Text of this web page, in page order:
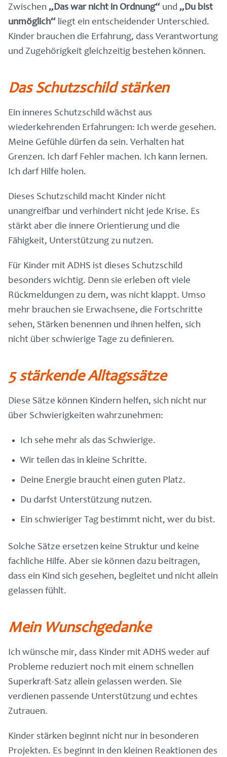
Zwischen „Das war nicht in Ordnung“ und „Du bist
unmöglich“ liegt ein entscheidender Unterschied.
Kinder brauchen die Erfahrung, dass Verantwortung
und Zugehörigkeit gleichzeitig bestehen können.
Das Schutzschild stärken
Ein inneres Schutzschild wächst aus
wiederkehrenden Erfahrungen: Ich werde gesehen.
Meine Gefühle dürfen da sein. Verhalten hat
Grenzen. Ich darf Fehler machen. Ich kann lernen.
Ich darf Hilfe holen.
Dieses Schutzschild macht Kinder nicht
unangreifbar und verhindert nicht jede Krise. Es
stärkt aber die innere Orientierung und die
Fähigkeit, Unterstützung zu nutzen.
Für Kinder mit ADHS ist dieses Schutzschild
besonders wichtig. Denn sie erleben oft viele
Rückmeldungen zu dem, was nicht klappt. Umso
mehr brauchen sie Erwachsene, die Fortschritte
sehen, Stärken benennen und ihnen helfen, sich
nicht über schwierige Tage zu definieren.
5 stärkende Alltagssätze
Diese Sätze können Kindern helfen, sich nicht nur
über Schwierigkeiten wahrzunehmen:
Ich sehe mehr als das Schwierige.
Wir teilen das in kleine Schritte.
Deine Energie braucht einen guten Platz.
Du darfst Unterstützung nutzen.
Ein schwieriger Tag bestimmt nicht, wer du bist.
Solche Sätze ersetzen keine Struktur und keine
fachliche Hilfe. Aber sie können dazu beitragen,
dass ein Kind sich gesehen, begleitet und nicht allein
gelassen fühlt.
Mein Wunschgedanke
Ich wünsche mir, dass Kinder mit ADHS weder auf
Probleme reduziert noch mit einem schnellen
Superkraft-Satz allein gelassen werden. Sie
verdienen passende Unterstützung und echtes
Zutrauen.
Kinder stärken beginnt nicht nur in besonderen
Projekten. Es beginnt in den kleinen Reaktionen des